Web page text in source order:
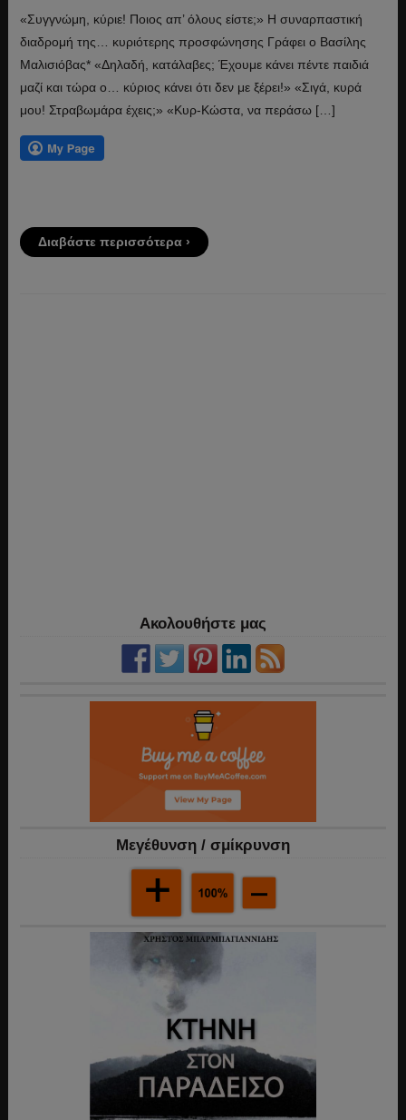
«Συγγνώμη, κύριε! Ποιος απ’ όλους είστε;» Η συναρπαστική
διαδρομή της… κυριότερης προσφώνησης Γράφει ο Βασίλης
Μαλισιόβας* «Δηλαδή, κατάλαβες; Έχουμε κάνει πέντε παιδιά
μαζί και τώρα ο… κύριος κάνει ότι δεν με ξέρει!» «Σιγά, κυρά
μου! Στραβωμάρα έχεις;» «Κυρ-Κώστα, να περάσω […]
Διαβάστε περισσότερα ›
Ακολουθήστε μας
Mεγέθυνση / σμίκρυνση